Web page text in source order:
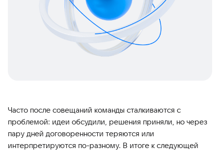
Часто после совещаний команды сталкиваются с
проблемой: идеи обсудили, решения приняли, но через
пару дней договоренности теряются или
интерпретируются по-разному. В итоге к следующей